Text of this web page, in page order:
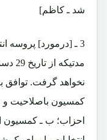
شد ـ کاظم]
3 ـ [درمورد] پروسه
نخواهد گرفت.
کمسیون باصلاحیت و
احزاب؛ ب ـ کمسیون